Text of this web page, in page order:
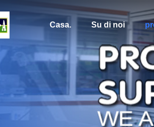
Casa. Su di noi